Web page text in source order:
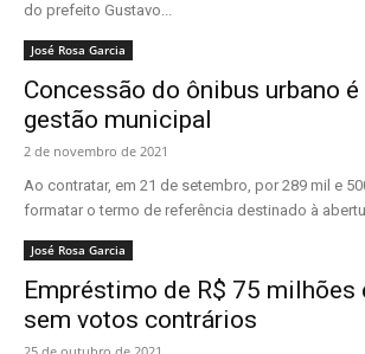
do prefeito Gustavo...
José Rosa Garcia
Concessão do ônibus urbano
gestão municipal
2 de novembro de 2021
Ao contratar, em 21 de setembro, por 289 mil e
formatar o termo de referência destinado à
José Rosa Garcia
Empréstimo de R$ 75 milhões
sem votos contrários